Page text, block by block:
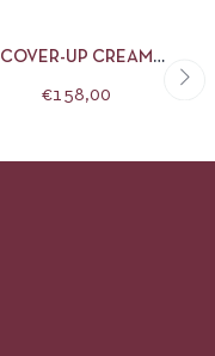
COVER-UP CREAM
€158,00